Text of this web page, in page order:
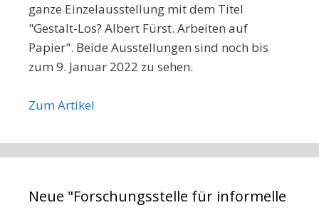
ganze Einzelausstellung mit dem Titel
"Gestalt-Los? Albert Fürst. Arbeiten auf
Papier". Beide Ausstellungen sind noch bis
zum 9. Januar 2022 zu sehen.
Zum Artikel
Neue "Forschungsstelle für informelle